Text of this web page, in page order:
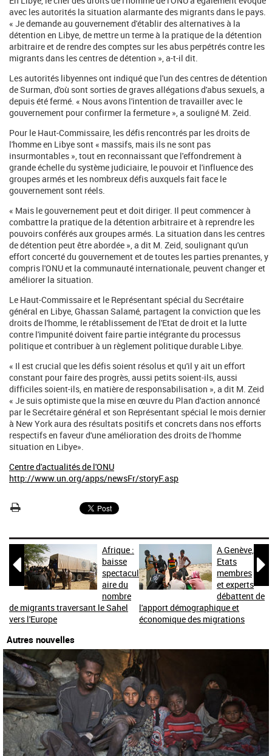
avec les autorités la situation alarmante des migrants dans le pays.
« Je demande au gouvernement d'établir des alternatives à la
détention en Libye, de mettre un terme à la pratique de la détention
arbitraire et de rendre des comptes sur les abus perpétrés contre les
migrants dans les centres de détention », a-t-il dit.
Les autorités libyennes ont indiqué que l'un des centres de détention
de Surman, d'où sont sorties de graves allégations d'abus sexuels, a
depuis été fermé. « Nous avons l'intention de travailler avec le
gouvernement pour confirmer la fermeture », a souligné M. Zeid.
Pour le Haut-Commissaire, les défis rencontrés par les droits de
l'homme en Libye sont « massifs, mais ils ne sont pas
insurmontables », tout en reconnaissant que l'effondrement à
grande échelle du système judiciaire, le pouvoir et l'influence des
groupes armés et les nombreux défis auxquels fait face le
gouvernement sont réels.
« Mais le gouvernement peut et doit diriger. Il peut commencer à
combattre la pratique de la détention arbitraire et à reprendre les
pouvoirs conférés aux groupes armés. La situation dans les centres
de détention peut être abordée », a dit M. Zeid, soulignant qu'un
effort concerté du gouvernement et de toutes les parties prenantes, y
compris l'ONU et la communauté internationale, peuvent changer et
améliorer la situation.
Le Haut-Commissaire et le Représentant spécial du Secrétaire
général en Libye, Ghassan Salamé, partagent la conviction que les
droits de l'homme, le rétablissement de l'Etat de droit et la lutte
contre l'impunité doivent faire partie intégrante du processus
politique et contribuer à un règlement politique durable Libye.
« Il est crucial que les défis soient résolus et qu'il y ait un effort
constant pour faire des progrès, aussi petits soient-ils, aussi
difficiles soient-ils, en matière de responsabilisation », a dit M. Zeid
« Je suis optimiste que la mise en œuvre du Plan d'action annoncé
par le Secrétaire général et son Représentant spécial le mois dernier
à New York aura des résultats positifs et concrets dans nos efforts
respectifs en faveur d'une amélioration des droits de l'homme
situation en Libye».
Centre d'actualités de l'ONU
http://www.un.org/apps/newsFr/storyF.asp

Afrique :
baisse
spectacul
aire du
nombre
de migrants traversant le Sahel
vers l'Europe

A Genève,
Etats
membres
et experts
débattent de
l'apport démographique et
économique des migrations
Autres nouvelles